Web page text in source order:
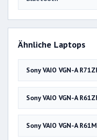
Ähnliche Laptops
Sony VAIO VGN-A
Sony VAIO VGN-A
Sony VAIO VGN-A